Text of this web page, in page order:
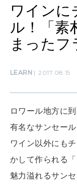
ワインに
ル！「素
まった
LEARN 2017.08.15
ロワール地方に
有名なサンセー
ワイン以外にも
かして作られる
魅力溢れるサン